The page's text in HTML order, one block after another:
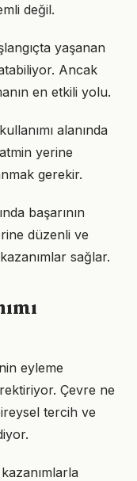
değil.
yaşanan
Ancak
en etkili yolu.
alanında
yerine
gerekir.
başarının
düzenli ve
sağlar.
eyleme
Çevre ne
tercih ve